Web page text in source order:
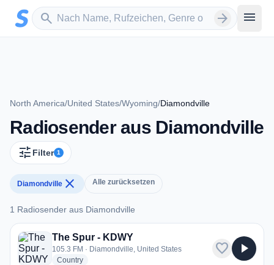
Zum Hauptinhalt springen
search
Sender suchen arrow_forward menu
North America/United States/Wyoming/Diamondville
Radiosender aus Diamondville
tune Filter 1
Diamondville close Alle zurücksetzen
1 Radiosender aus Diamondville
1 Radiosender aus Diamondville
The Spur - KDWY
105.3 FM · Diamondville, United States
Countryradio stations
favorite play_arrow